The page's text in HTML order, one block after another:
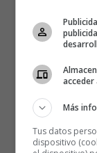
acceder
Más
Tus datos
dispositivo